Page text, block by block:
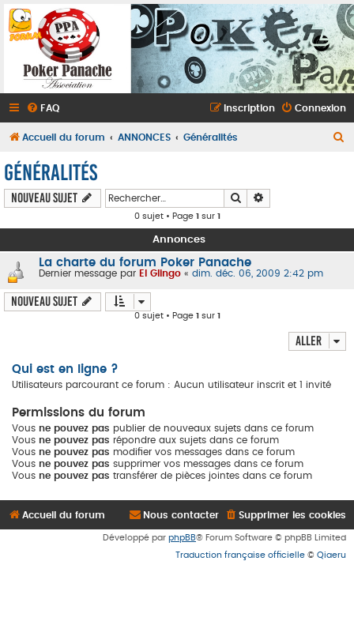
FAQ Connexion
Inscription
Accueil du forum ANNONCES Généralités
Généralités
Nouveau sujet Rechercher
0 sujet • Page 1sur 1
Annonces
La charte du forum Poker Panache
Dernier message par El Glingo « dim. déc. 06, 2009 2:42 pm
Nouveau sujet
0 sujet • Page 1sur 1
Aller
Qui est en ligne ?
Utilisateurs parcourant ce forum : Aucun utilisateur inscrit et 1 invité
Permissions du forum
Vous ne pouvez pas publier de nouveaux sujets dans ce forum
Vous ne pouvez pas répondre aux sujets dans ce forum
Vous ne pouvez pas modifier vos messages dans ce forum
Vous ne pouvez pas supprimer vos messages dans ce forum
Vous ne pouvez pas transférer de pièces jointes dans ce forum
Accueil du forum Supprimer les cookies
Nous contacter
Développé par phpBB® Forum Software © phpBB Limited
Traduction française officielle © Qiaeru